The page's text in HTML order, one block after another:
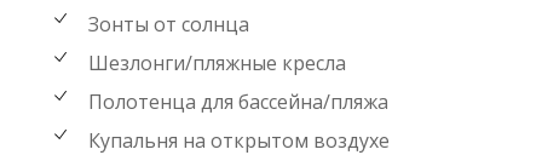
Зонты от солнца
Шезлонги/пляжные кресла
Полотенца для бассейна/пляжа
Купальня на открытом воздухе